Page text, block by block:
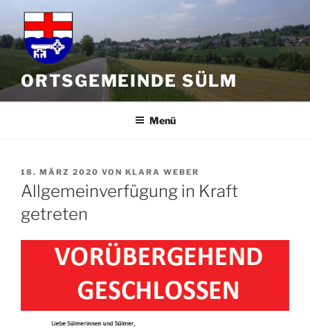
Inhalt
springen
ORTSGEMEINDE SÜLM
Menü
VERÖFFENTLICHT
AM
18. MÄRZ 2020 VON KLARA WEBER
Allgemeinverfügung in Kraft
getreten